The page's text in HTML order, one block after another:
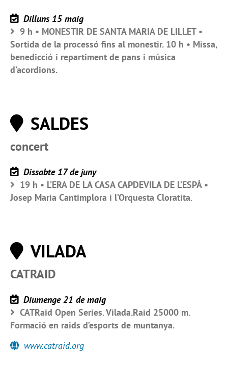
Dilluns 15 maig
9 h • MONESTIR DE SANTA MARIA DE LILLET •
Sortida de la processó fins al monestir. 10 h • Missa,
benedicció i repartiment de pans i música
d’acordions.
SALDES
concert
Dissabte 17 de juny
19 h • L’ERA DE LA CASA CAPDEVILA DE L’ESPÀ •
Josep Maria Cantimplora i l’Orquesta Cloratita.
VILADA
CATRAID
Diumenge 21 de maig
CATRaid Open Series. Vilada.Raid 25000 m.
Formació en raids d’esports de muntanya.
www.catraid.org